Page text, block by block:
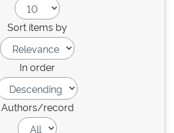
Sort items by
In order
Authors/record